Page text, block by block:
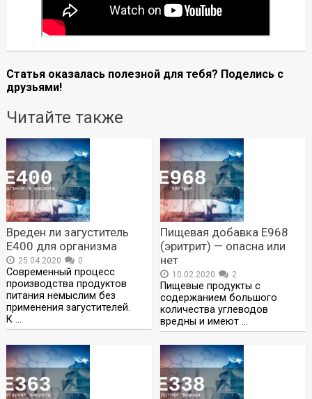
Статья оказалась полезной для тебя? Поделись с
друзьями!
Читайте также
Вреден ли загуститель
Е400 для организма
25.04.2020 0
Современный процесс
производства продуктов
питания немыслим без
применения загустителей.
К …
Пищевая добавка Е968
(эритрит) — опасна или
нет
10.02.2020 2
Пищевые продукты с
содержанием большого
количества углеводов
вредны и имеют …